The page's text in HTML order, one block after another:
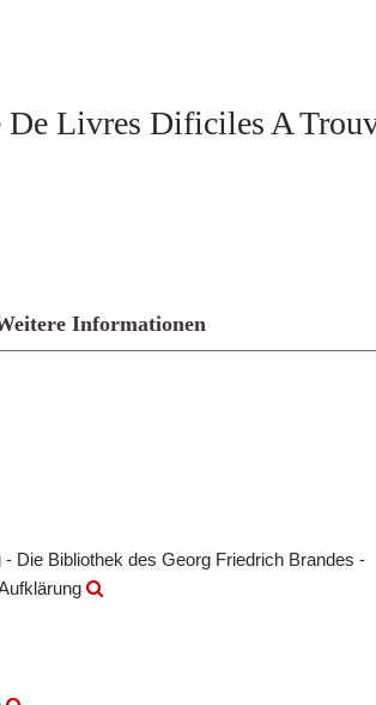
Livres Dificiles A
Informationen
Die Bibliothek des Georg Friedrich Brandes -